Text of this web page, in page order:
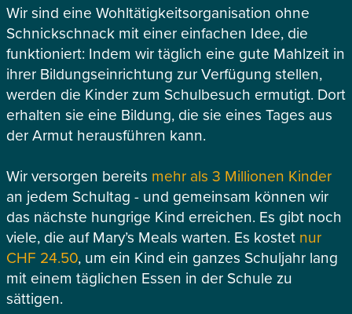
Wir sind eine Wohltätigkeitsorganisation ohne
Schnickschnack mit einer einfachen Idee, die
funktioniert: Indem wir täglich eine gute Mahlzeit in
ihrer Bildungseinrichtung zur Verfügung stellen,
werden die Kinder zum Schulbesuch ermutigt. Dort
erhalten sie eine Bildung, die sie eines Tages aus
der Armut herausführen kann.
Wir versorgen bereits mehr als 3 Millionen Kinder
an jedem Schultag - und gemeinsam können wir
das nächste hungrige Kind erreichen. Es gibt noch
viele, die auf Mary’s Meals warten. Es kostet nur
CHF 24.50, um ein Kind ein ganzes Schuljahr lang
mit einem täglichen Essen in der Schule zu
sättigen.